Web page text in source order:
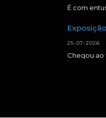
25-07-2026